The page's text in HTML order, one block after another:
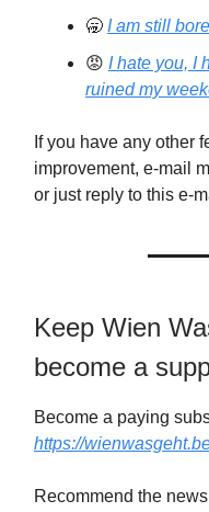
🥱 I am still
😡 I hate you, I
ruined my
If you have any other
improvement, e-mail
or just reply to this e-
Keep Wien
become a
Become a paying
https://
Recommend the